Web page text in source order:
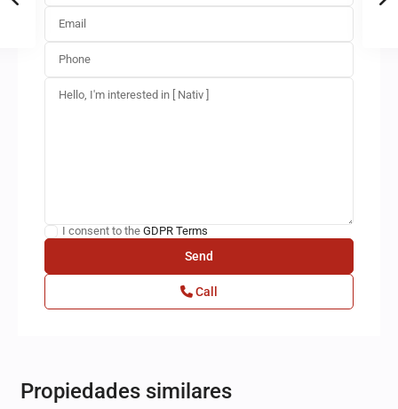
I consent to the GDPR Terms
Call
Propiedades similares
Huixquilucan